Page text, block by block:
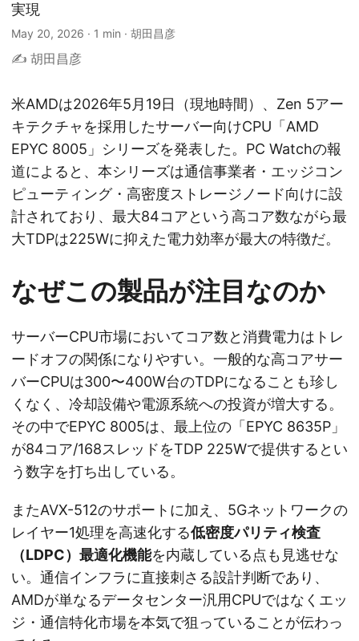
実現
May 20, 2026 · 1 min · 胡田昌彦
✍️ 胡田昌彦
米AMDは2026年5月19日（現地時間）、Zen 5アー
キテクチャを採用したサーバー向けCPU「AMD
EPYC 8005」シリーズを発表した。PC Watchの報
道によると、本シリーズは通信事業者・エッジコン
ピューティング・高密度ストレージノード向けに設
計されており、最大84コアという高コア数ながら最
大TDPは225Wに抑えた電力効率が最大の特徴だ。
なぜこの製品が注目なのか
サーバーCPU市場においてコア数と消費電力はトレ
ードオフの関係になりやすい。一般的な高コアサー
バーCPUは300〜400W台のTDPになることも珍し
くなく、冷却設備や電源系統への投資が増大する。
その中でEPYC 8005は、最上位の「EPYC 8635P」
が84コア/168スレッドをTDP 225Wで提供するとい
う数字を打ち出している。
またAVX-512のサポートに加え、5Gネットワークの
レイヤー1処理を高速化する低密度パリティ検査
（LDPC）最適化機能を内蔵している点も見逃せな
い。通信インフラに直接刺さる設計判断であり、
AMDが単なるデータセンター汎用CPUではなくエッ
ジ・通信特化市場を本気で狙っていることが伝わっ